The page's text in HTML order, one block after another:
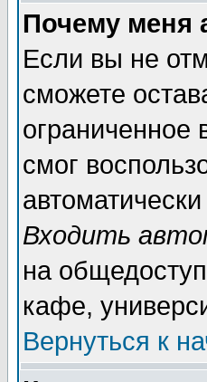
Почему меня
Если вы не
сможете
ограниченное
смог
Входить
на
кафе,
Вернуться к